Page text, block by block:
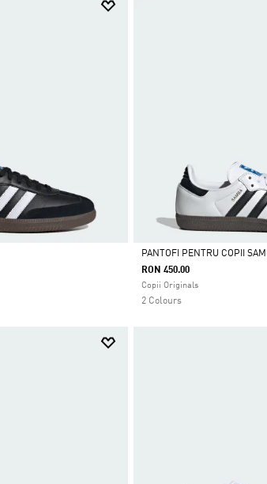
Da
PANTOFI PENTRU COPII
RON 450.00
Copii Originals
2 Colours